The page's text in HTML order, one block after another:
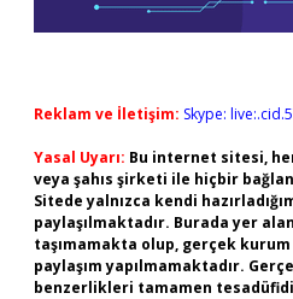
Reklam ve İletişim: Skype:
Yasal Uyarı: Bu internet sitesi,
veya şahıs şirketi ile hiçbir
Sitede yalnızca kendi
paylaşılmaktadır. Burada yer
taşımamakta olup, gerçek
paylaşım yapılmamaktadır.
benzerlikleri tamamen